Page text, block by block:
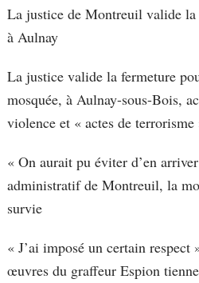
La justice de Montreuil valide la
à Aulnay
La justice valide la fermeture
mosquée, à Aulnay-sous-Bois,
violence et « actes de terrorisme
« On aurait pu éviter d’en
administratif de Montreuil, la
survie
« J’ai imposé un certain
œuvres du graffeur Espion